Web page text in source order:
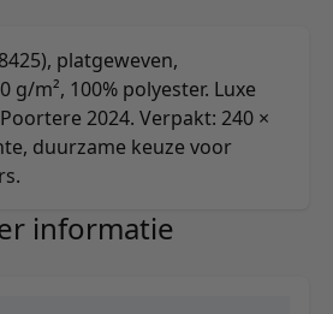
platgeweven,
g/m², 100% polyester. Luxe
2024. Verpakt: 240 ×
duurzame keuze voor
informatie